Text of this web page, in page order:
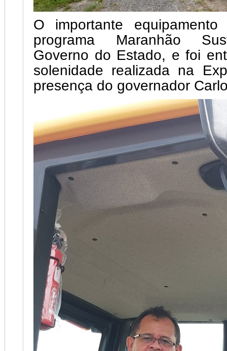
O importante
programa Maranhão
Governo do Estado, e foi
solenidade realizada na
presença do governador